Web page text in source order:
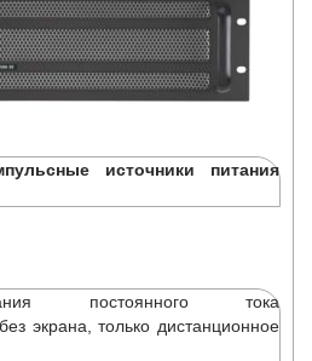
источники питания
постоянного тока
экрана, только дистанционное